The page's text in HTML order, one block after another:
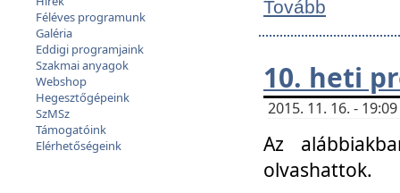
Féléves programunk
Galéria
Eddigi programjaink
Szakmai anyagok
Webshop
Hegesztőgépeink
SzMSz
Támogatóink
Elérhetőségeink
Tovább
10. heti
2015. 11. 16. -
Az
olvashattok.